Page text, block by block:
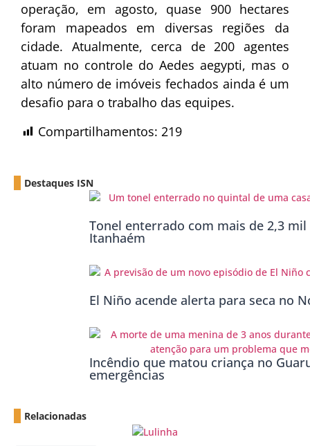
operação, em agosto, quase 900 hectares
foram mapeados em diversas regiões da
cidade. Atualmente, cerca de 200 agentes
atuam no controle do Aedes aegypti, mas o
alto número de imóveis fechados ainda é um
desafio para o trabalho das equipes.
Compartilhamentos: 219
Destaques ISN
Tonel enterrado com mais de 2,3
Itanhaém
El Niño acende alerta para seca no
Incêndio que matou criança no
emergências
Relacionadas